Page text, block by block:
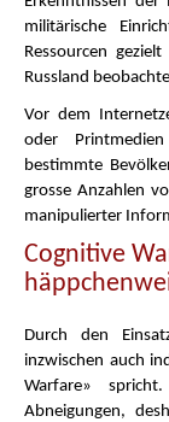
militärische
Ressourcen
Russland
Vor dem
oder
bestimmte
grosse Anzahlen
manipulierter
Cognitive
Durch den
inzwischen auch
Warfare»
Abneigungen,